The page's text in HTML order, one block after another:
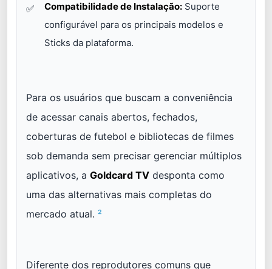
Compatibilidade de Instalação: Suporte
configurável para os principais modelos e
Sticks da plataforma.
Para os usuários que buscam a conveniência
de acessar canais abertos, fechados,
coberturas de futebol e bibliotecas de filmes
sob demanda sem precisar gerenciar múltiplos
aplicativos, a Goldcard TV desponta como
uma das alternativas mais completas do
mercado atual. ²
Diferente dos reprodutores comuns que